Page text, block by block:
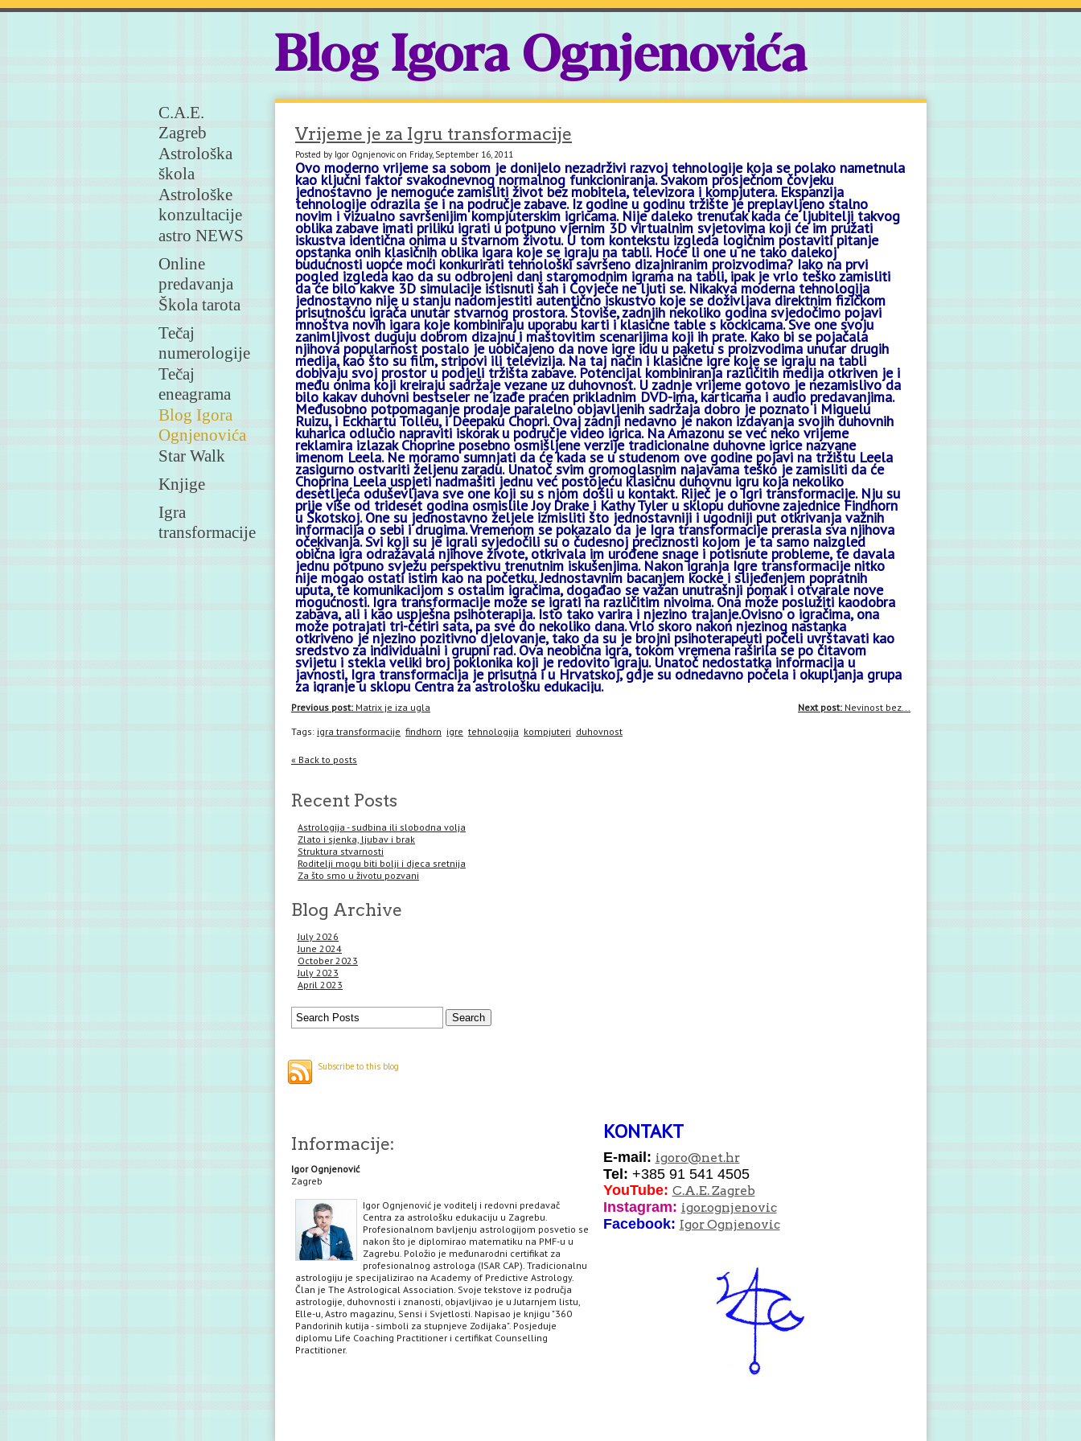
Blog Igora Ognjenovića
C.A.E.
Zagreb
Astrološka
škola
Astrološke
konzultacije
astro NEWS
Online
predavanja
Škola tarota
Tečaj
numerologije
Tečaj
eneagrama
Blog Igora
Ognjenovića
Star Walk
Knjige
Igra
transformacije
Vrijeme je za Igru transformacije
Posted by Igor Ognjenovic on Friday, September 16, 2011
Ovo moderno vrijeme sa sobom je donijelo nezadrživi razvoj tehnologije koja se polako nametnula
kao ključni faktor svakodnevnog normalnog funkcioniranja. Svakom prosječnom čovjeku
jednostavno je nemoguće zamisliti život bez mobitela, televizora i kompjutera. Ekspanzija
tehnologije odrazila se i na područje zabave. Iz godine u godinu tržište je preplavljeno stalno
novim i vizualno savršenijim kompjuterskim igricama. Nije daleko trenutak kada će ljubitelji takvog
oblika zabave imati priliku igrati u potpuno vjernim 3D virtualnim svjetovima koji će im pružati
iskustva identična onima u stvarnom životu. U tom kontekstu izgleda logičnim postaviti pitanje
opstanka onih klasičnih oblika igara koje se igraju na tabli. Hoće li one u ne tako dalekoj
budućnosti uopće moći konkurirati tehnološki savršeno dizajniranim proizvodima? Iako na prvi
pogled izgleda kao da su odbrojeni dani staromodnim igrama na tabli, ipak je vrlo teško zamisliti
da će bilo kakve 3D simulacije istisnuti šah i Čovječe ne ljuti se. Nikakva moderna tehnologija
jednostavno nije u stanju nadomjestiti autentično iskustvo koje se doživljava direktnim fizičkom
prisutnošću igrača unutar stvarnog prostora. Štoviše, zadnjih nekoliko godina svjedočimo pojavi
mnoštva novih igara koje kombiniraju uporabu karti i klasične table s kockicama. Sve one svoju
zanimljivost duguju dobrom dizajnu i maštovitim scenarijima koji ih prate. Kako bi se pojačala
njihova popularnost postalo je uobičajeno da nove igre idu u paketu s proizvodima unutar drugih
medija, kao što su film, stripovi ili televizija. Na taj način i klasične igre koje se igraju na tabli
dobivaju svoj prostor u podjeli tržišta zabave. Potencijal kombiniranja različitih medija otkriven je i
među onima koji kreiraju sadržaje vezane uz duhovnost. U zadnje vrijeme gotovo je nezamislivo da
bilo kakav duhovni bestseler ne izađe praćen prikladnim DVD-ima, karticama i audio predavanjima.
Međusobno potpomaganje prodaje paralelno objavljenih sadržaja dobro je poznato i Miguelu
Ruizu, i Eckhartu Tolleu, i Deepaku Chopri. Ovaj zadnji nedavno je nakon izdavanja svojih duhovnih
kuharica odlučio napraviti iskorak u područje video igrica. Na Amazonu se već neko vrijeme
reklamira izlazak Choprine posebno osmišljene verzije tradicionalne duhovne igrice nazvane
imenom Leela. Ne moramo sumnjati da će kada se u studenom ove godine pojavi na tržištu Leela
zasigurno ostvariti željenu zaradu. Unatoč svim gromoglasnim najavama teško je zamisliti da će
Choprina Leela uspjeti nadmašiti jednu već postojeću klasičnu duhovnu igru koja nekoliko
desetljeća oduševljava sve one koji su s njom došli u kontakt. Riječ je o Igri transformacije. Nju su
prije više od trideset godina osmislile Joy Drake i Kathy Tyler u sklopu duhovne zajednice Findhorn
u Škotskoj. One su jednostavno željele izmisliti što jednostavniji i ugodniji put otkrivanja važnih
informacija o sebi i drugima. Vremenom se pokazalo da je Igra transformacije prerasla sva njihova
očekivanja. Svi koji su je igrali svjedočili su o čudesnoj preciznosti kojom je ta samo naizgled
obična igra odražavala njihove živote, otkrivala im urođene snage i potisnute probleme, te davala
jednu potpuno svježu perspektivu trenutnim iskušenjima. Nakon igranja Igre transformacije nitko
nije mogao ostati istim kao na početku. Jednostavnim bacanjem kocke i slijeđenjem popratnih
uputa, te komunikacijom s ostalim igračima, događao se važan unutrašnji pomak i otvarale nove
mogućnosti. Igra transformacije može se igrati na različitim nivoima. Ona može poslužiti kaodobra
zabava, ali i kao uspješna psihoterapija. Isto tako varira i njezino trajanje.Ovisno o igračima, ona
može potrajati tri-četiri sata, pa sve do nekoliko dana. Vrlo skoro nakon njezinog nastanka
otkriveno je njezino pozitivno djelovanje, tako da su je brojni psihoterapeuti počeli uvrštavati kao
sredstvo za individualni i grupni rad. Ova neobična igra, tokom vremena raširila se po čitavom
svijetu i stekla veliki broj poklonika koji je redovito igraju. Unatoč nedostatka informacija u
javnosti, Igra transformacija je prisutna i u Hrvatskoj, gdje su odnedavno počela i okupljanja grupa
za igranje u sklopu Centra za astrološku edukaciju.
Next post: Nevinost bez...
Previous post: Matrix je iza ugla
Tags: igra transformacije findhorn igre tehnologija kompjuteri duhovnost
« Back to posts
Recent Posts
Astrologija - sudbina ili slobodna volja
Zlato i sjenka, ljubav i brak
Struktura stvarnosti
Roditelji mogu biti bolji i djeca sretnija
Za što smo u životu pozvani
Blog Archive
July 2026
June 2024
October 2023
July 2023
April 2023
Subscribe to this blog
Informacije:
Igor Ognjenović
Zagreb
Igor Ognjenović je voditelj i redovni predavač
Centra za astrološku edukaciju u Zagrebu.
Profesionalnom bavljenju astrologijom posvetio se
nakon što je diplomirao matematiku na PMF-u u
Zagrebu. Položio je međunarodni certifikat za
profesionalnog astrologa (ISAR CAP). Tradicionalnu
astrologiju je specijalizirao na Academy of Predictive Astrology.
Član je The Astrological Association. Svoje tekstove iz područja
astrologije, duhovnosti i znanosti, objavljivao je u Jutarnjem listu,
Elle-u, Astro magazinu, Sensi i Svjetlosti. Napisao je knjigu "360
Pandorinih kutija - simboli za stupnjeve Zodijaka". Posjeduje
diplomu Life Coaching Practitioner i certifikat Counselling
Practitioner.
KONTAKT
E-mail: igoro@net.hr
Tel: +385 91 541 4505
YouTube: C.A.E. Zagreb
Instagram: igor.ognjenovic
Facebook: Igor Ognjenovic